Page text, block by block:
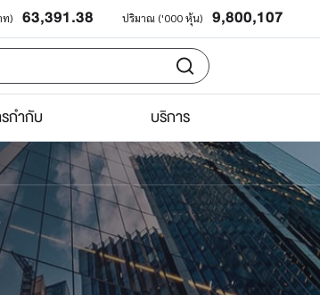
ท) 63,391.38 ปริมาณ ('000 หุ้น) 9,800,107
กำกับ บริการ